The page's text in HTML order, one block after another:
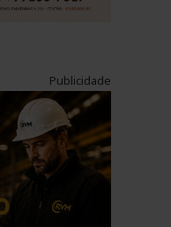
Publicidade